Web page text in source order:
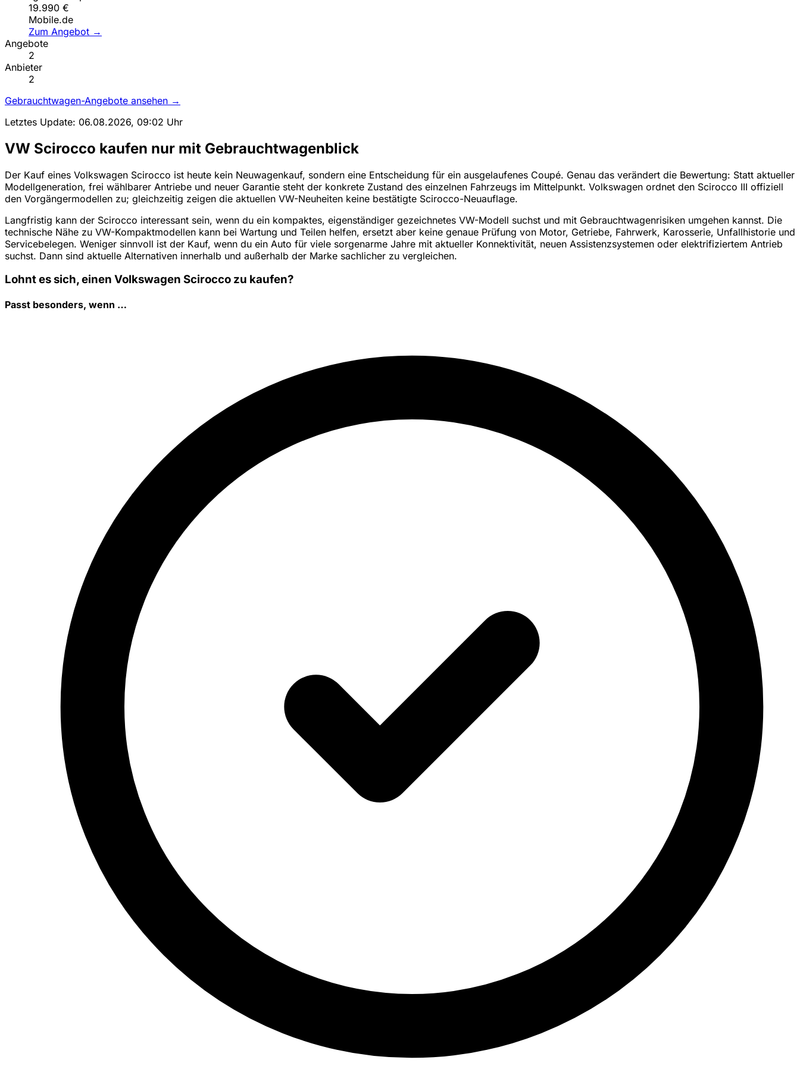
19.990 €
Mobile.de
Zum Angebot →
Angebote
2
Anbieter
2
Gebrauchtwagen-Angebote ansehen →
Letztes Update: 06.08.2026, 09:02 Uhr
VW Scirocco kaufen nur mit Gebrauchtwagenblick
Der Kauf eines Volkswagen Scirocco ist heute kein Neuwagenkauf, sondern eine Entscheidung für ein ausgelaufenes Coupé. Genau das verändert die Bewertung: Statt aktueller
Modellgeneration, frei wählbarer Antriebe und neuer Garantie steht der konkrete Zustand des einzelnen Fahrzeugs im Mittelpunkt. Volkswagen ordnet den Scirocco III offiziell
den Vorgängermodellen zu; gleichzeitig zeigen die aktuellen VW-Neuheiten keine bestätigte Scirocco-Neuauflage.
Langfristig kann der Scirocco interessant sein, wenn du ein kompaktes, eigenständiger gezeichnetes VW-Modell suchst und mit Gebrauchtwagenrisiken umgehen kannst. Die
technische Nähe zu VW-Kompaktmodellen kann bei Wartung und Teilen helfen, ersetzt aber keine genaue Prüfung von Motor, Getriebe, Fahrwerk, Karosserie, Unfallhistorie und
Servicebelegen. Weniger sinnvoll ist der Kauf, wenn du ein Auto für viele sorgenarme Jahre mit aktueller Konnektivität, neuen Assistenzsystemen oder elektrifiziertem Antrieb
suchst. Dann sind aktuelle Alternativen innerhalb und außerhalb der Marke sachlicher zu vergleichen.
Lohnt es sich, einen Volkswagen Scirocco zu kaufen?
Passt besonders, wenn …